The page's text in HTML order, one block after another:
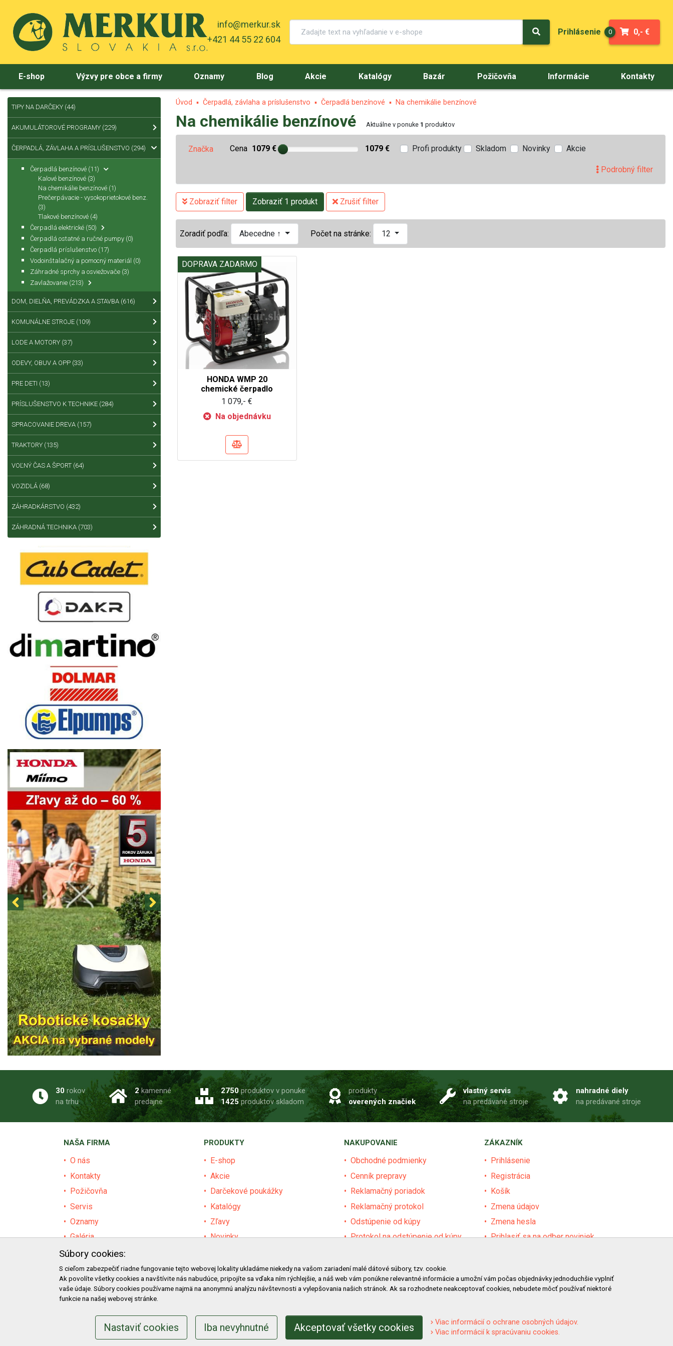
info@merkur.sk
+421 44 55 22 604
Prihlásenie 0 0,- €
E-shop Výzvy pre obce a firmy Oznamy Blog Akcie Katalógy Bazár Požičovňa Informácie Kontakty
Úvod Čerpadlá, závlaha a príslušenstvo Čerpadlá benzínové Na chemikálie benzínové
Na chemikálie benzínové Aktuálne v ponuke 1 produktov
Značka Cena 1079 € 1079 € Profi produkty Skladom Novinky Akcie
Podrobný filter
Zobraziť filter Zobraziť 1 produkt Zrušiť filter
Zoradiť podľa: Abecedne ↑ Počet na stránke: 12
DOPRAVA ZADARMO
HONDA WMP 20
chemické čerpadlo
1 079,- €
Na objednávku
TIPY NA DARČEKY (44)
AKUMULÁTOROVÉ PROGRAMY (229)
ČERPADLÁ, ZÁVLAHA A PRÍSLUŠENSTVO (294)
Čerpadlá benzínové (11)
Kalové benzínové (3)
Na chemikálie benzínové (1)
Prečerpávacie - vysokoprietokové benz.
(3)
Tlakové benzínové (4)
Čerpadlá elektrické (50)
Čerpadlá ostatné a ručné pumpy (0)
Čerpadlá príslušenstvo (17)
Vodoinštalačný a pomocný materiál (0)
Záhradné sprchy a osviežovače (3)
Zavlažovanie (213)
DOM, DIELŇA, PREVÁDZKA A STAVBA (616)
KOMUNÁLNE STROJE (109)
LODE A MOTORY (37)
ODEVY, OBUV A OPP (33)
PRE DETI (13)
PRÍSLUŠENSTVO K TECHNIKE (284)
SPRACOVANIE DREVA (157)
TRAKTORY (135)
VOĽNÝ ČAS A ŠPORT (64)
VOZIDLÁ (68)
ZÁHRADKÁRSTVO (432)
ZÁHRADNÁ TECHNIKA (703)
30 rokov
na trhu
2 kamenné
predajne
2750produktov v ponuke
1425produktov skladom
produkty
overených značiek
vlastný servis
na predávané stroje
nahradné diely
na predávané stroje
NAŠA FIRMA
O nás
Kontakty
Požičovňa
Servis
Oznamy
Galéria
Certifikáty
Facebook
Blog
PRODUKTY
E-shop
Akcie
Darčekové poukážky
Katalógy
Zľavy
Novinky
Bazár
Výzvy pre obce a firmy
NAKUPOVANIE
Obchodné podmienky
Cenník prepravy
Reklamačný poriadok
Reklamačný protokol
Odstúpenie od kúpy
Protokol na odstúpenie od kúpy
Ochrana osobných údajov
Používanie cookies
ZÁKAZNÍK
Prihlásenie
Registrácia
Košík
Zmena údajov
Zmena hesla
Prihlasiť sa na odber noviniek
Odstúpenie od zmluvy online
2022 Záhradná technika Merkur Slovakia s.r.o. -www.merkur.sk
Súbory cookies:
S cieľom zabezpečiť riadne fungovanie tejto webovej lokality ukladáme niekedy na vašom zariadení malé dátové súbory, tzv. cookie.
Ak povolíte všetky cookies a navštívite nás nabudúce, pripojíte sa vďaka ním rýchlejšie, a náš web vám ponúkne relevantné informácie a umožní vám počas objednávky jednoduchšie vyplniť
vaše údaje. Súbory cookies používame najmä na anonymnú analýzu návštevnosti a vylepšovania našich stránok. Ak sa rozhodnete neakceptovať cookies, nebudete môcť používať niektoré
funkcie na našej webovej stránke.
Nastaviť cookies Iba nevyhnutné Akceptovať všetky cookies
Viac informácií o ochrane osobných údajov.
Viac informácií k spracúvaniu cookies.